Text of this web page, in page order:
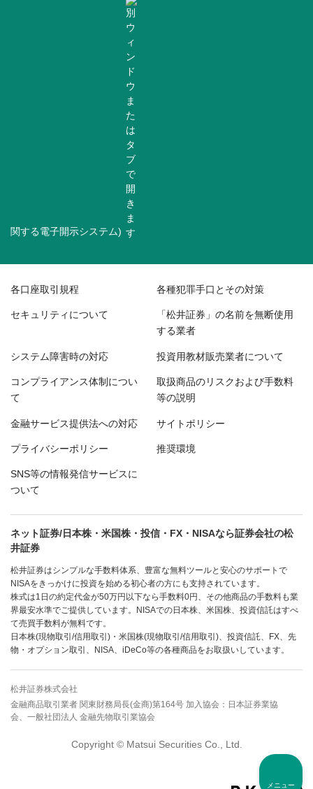
メニュー
関する電子開示システム)
各口座取引規程 各種犯罪手口とその対策
セキュリティについて 「松井証券」の名前を無断使用
する業者
システム障害時の対応 投資用教材販売業者について
コンプライアンス体制につい
て
取扱商品のリスクおよび手数料
等の説明
金融サービス提供法への対応 サイトポリシー
プライバシーポリシー 推奨環境
SNS等の情報発信サービスに
ついて
ネット証券/日本株・米国株・投信・FX・NISAなら証券会社の松
井証券
松井証券はシンプルな手数料体系、豊富な無料ツールと安心のサポートで
NISAをきっかけに投資を始める初心者の方にも支持されています。
株式は1日の約定代金が50万円以下なら手数料0円、その他商品の手数料も業
界最安水準でご提供しています。NISAでの日本株、米国株、投資信託はすべ
て売買手数料が無料です。
日本株(現物取引/信用取引)・米国株(現物取引/信用取引)、投資信託、FX、先
物・オプション取引、NISA、iDeCo等の各種商品をお取扱いしています。
松井証券株式会社
金融商品取引業者 関東財務局長(金商)第164号 加入協会：日本証券業協
会、一般社団法人 金融先物取引業協会
Copyright © Matsui Securities Co., Ltd.